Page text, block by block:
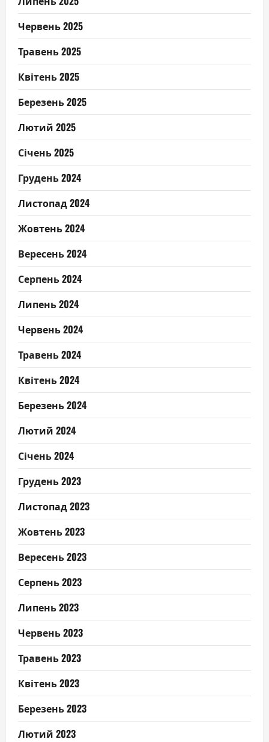
Червень 2025
Травень 2025
Квітень 2025
Березень 2025
Лютий 2025
Січень 2025
Грудень 2024
Листопад 2024
Жовтень 2024
Вересень 2024
Серпень 2024
Липень 2024
Червень 2024
Травень 2024
Квітень 2024
Березень 2024
Лютий 2024
Січень 2024
Грудень 2023
Листопад 2023
Жовтень 2023
Вересень 2023
Серпень 2023
Липень 2023
Червень 2023
Травень 2023
Квітень 2023
Березень 2023
Лютий 2023